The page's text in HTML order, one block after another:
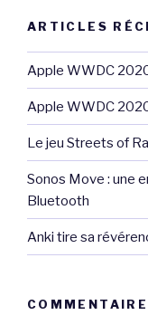
ARTICLES
Apple WWDC
Apple WWDC
Le jeu Streets of
Sonos Move : une
Bluetooth
Anki tire sa